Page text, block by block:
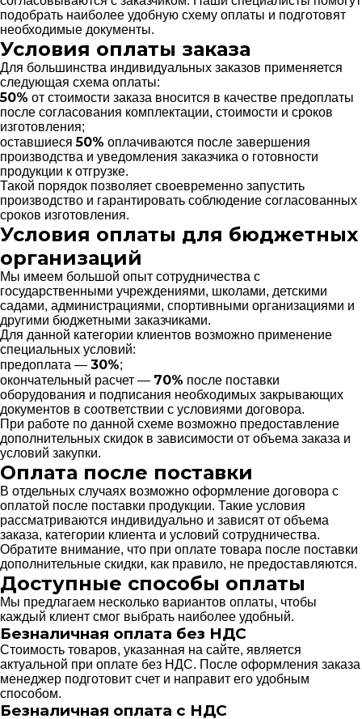
подобрать наиболее удобную схему оплаты и подготовят
необходимые документы.
Условия оплаты заказа
Для большинства индивидуальных заказов применяется
следующая схема оплаты:
50% от стоимости заказа вносится в качестве предоплаты
после согласования комплектации, стоимости и сроков
изготовления;
оставшиеся50% оплачиваются после завершения
производства и уведомления заказчика о готовности
продукции к отгрузке.
Такой порядок позволяет своевременно запустить
производство и гарантировать соблюдение согласованных
сроков изготовления.
Условия оплаты для бюджетных
организаций
Мы имеем большой опыт сотрудничества с
государственными учреждениями, школами, детскими
садами, администрациями, спортивными организациями и
другими бюджетными заказчиками.
Для данной категории клиентов возможно применение
специальных условий:
предоплата — 30%;
окончательный расчет — 70% после поставки
оборудования и подписания необходимых закрывающих
документов в соответствии с условиями договора.
При работе по данной схеме возможно предоставление
дополнительных скидок в зависимости от объема заказа и
условий закупки.
Оплата после поставки
В отдельных случаях возможно оформление договора с
оплатой после поставки продукции. Такие условия
рассматриваются индивидуально и зависят от объема
заказа, категории клиента и условий сотрудничества.
Обратите внимание, что при оплате товара после поставки
дополнительные скидки, как правило, не предоставляются.
Доступные способы оплаты
Мы предлагаем несколько вариантов оплаты, чтобы
каждый клиент смог выбрать наиболее удобный.
Безналичная оплата без НДС
Стоимость товаров, указанная на сайте, является
актуальной при оплате без НДС. После оформления заказа
менеджер подготовит счет и направит его удобным
способом.
Безналичная оплата с НДС